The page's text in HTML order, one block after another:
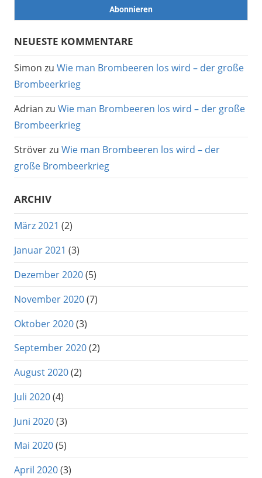
NEUESTE KOMMENTARE
Simon zu Wie man Brombeeren los wird – der große
Brombeerkrieg
Adrian zu Wie man Brombeeren los wird – der große
Brombeerkrieg
Ströverzu Wie man Brombeeren los wird – der
große Brombeerkrieg
ARCHIV
März 2021 (2)
Januar 2021 (3)
Dezember 2020(5)
November 2020(7)
Oktober 2020(3)
September 2020(2)
August 2020(2)
Juli 2020(4)
Juni 2020(3)
Mai 2020(5)
April 2020(3)